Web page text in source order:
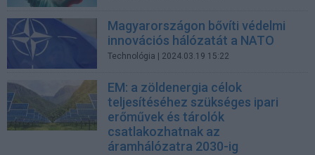
Magyarországon bővíti védelmi
innovációs hálózatát a NATO
Technológia | 2024.03.19 15:22
EM: a zöldenergia célok
teljesítéséhez szükséges ipari
erőművek és tárolók
csatlakozhatnak az
áramhálózatra 2030-ig